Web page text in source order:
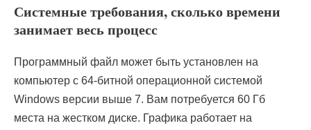
Системные требования, сколько времени
занимает весь процесс
Программный файл может быть установлен на
компьютер с 64-битной операционной системой
Windows версии выше 7. Вам потребуется 60 Гб
места на жестком диске. Графика работает на